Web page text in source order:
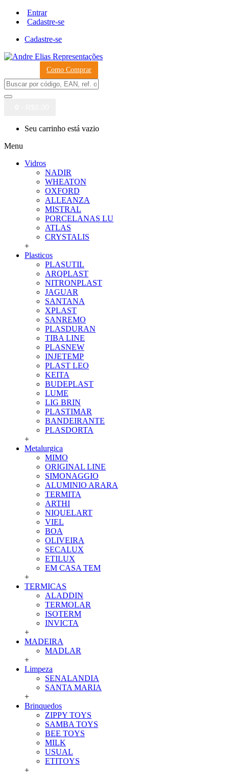
Entrar
Cadastre-se
Cadastre-se
Como Comprar
Seu carrinho está vazio
Menu
Vidros
NADIR
WHEATON
OXFORD
ALLEANZA
MISTRAL
PORCELANAS LU
ATLAS
CRYSTALIS
+
Plasticos
PLASUTIL
ARQPLAST
NITRONPLAST
JAGUAR
SANTANA
XPLAST
SANREMO
PLASDURAN
TIBA LINE
PLASNEW
INJETEMP
PLAST LEO
KEITA
BUDEPLAST
LUME
LIG BRIN
PLASTIMAR
BANDEIRANTE
PLASDORTA
+
Metalurgica
MIMO
ORIGINAL LINE
SIMONAGGIO
ALUMINIO ARARA
TERMITA
ARTHI
NIQUELART
VIEL
BOA
OLIVEIRA
SECALUX
ETILUX
EM CASA TEM
+
TERMICAS
ALADDIN
TERMOLAR
ISOTERM
INVICTA
+
MADEIRA
MADLAR
+
Limpeza
SENALANDIA
SANTA MARIA
+
Brinquedos
ZIPPY TOYS
SAMBA TOYS
BEE TOYS
MILK
USUAL
ETITOYS
+